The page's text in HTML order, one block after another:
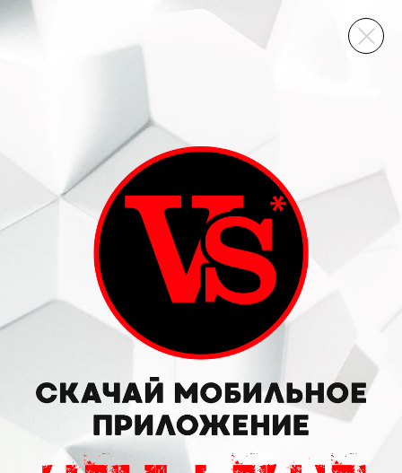
ВИННЫЙ СКЛАД